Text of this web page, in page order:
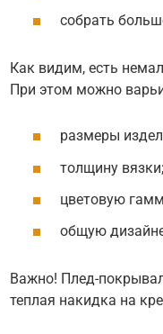
собрать
Как видим, есть
При этом можно
размеры
толщину вязки;
цветовую
общую
Важно! Плед-
теплая накидка на